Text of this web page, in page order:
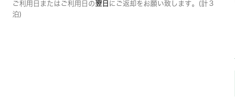
ご利用日またはご利用日の翌日 にご返却をお願い致します。(計３
泊)